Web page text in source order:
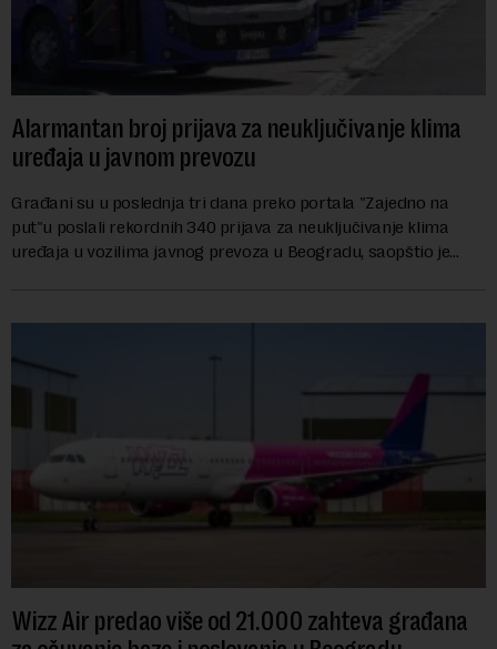
Alarmantan broj prijava za neuključivanje klima
uređaja u javnom prevozu
Građani su u poslednja tri dana preko portala "Zajedno na
put"u poslali rekordnih 340 prijava za neuključivanje klima
uređaja u vozilima javnog prevoza u Beogradu, saopštio je
Wizz Air predao više od 21.000 zahteva građana